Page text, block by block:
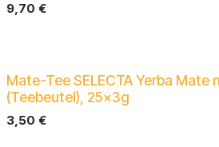
9,70 €
Mate-Tee SELECTA Yerba Mate
(Teebeutel), 25x3g
3,50 €